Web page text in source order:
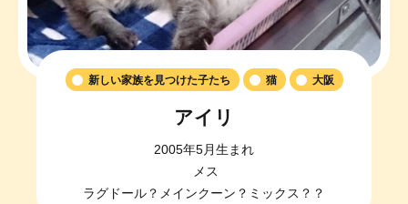
新しい家族を見つけた子たち 猫 大阪
アイリ
2005年5月生まれ
メス
ラグドール？メインクーン？ミックス？？